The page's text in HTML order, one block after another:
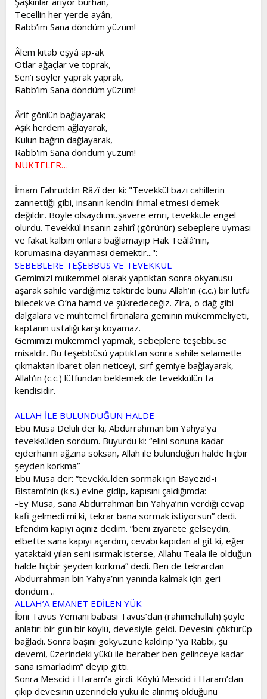
Tecellin her yerde ayân,
Rabb’im Sana döndüm yüzüm!
Âlem kitab eşyâ ap-ak
Otlar ağaçlar ve toprak,
Sen’i söyler yaprak yaprak,
Rabb’im Sana döndüm yüzüm!
Ârif gönlün bağlayarak;
Aşık herdem ağlayarak,
Kulun bağrın dağlayarak,
Rabb'im Sana döndüm yüzüm!
NÜKTELER…
İmam Fahruddin Râzî der ki: "Tevekkül bazı cahillerin
zannettiği gibi, insanın kendini ihmal etmesi demek
değildir. Böyle olsaydı müşavere emri, tevekküle engel
olurdu. Tevekkül insanın zahirî (görünür) sebeplere uyması
ve fakat kalbini onlara bağlamayıp Hak Teâlâ'nın,
korumasına dayanması demektir...":
SEBEBLERE TEŞEBBÜS VE TEVEKKÜL
Gemimizi mükemmel olarak yaptıktan sonra okyanusu
aşarak sahile vardığımız taktirde bunu Allah’ın (c.c.) bir lütfu
bilecek ve O’na hamd ve şükredeceğiz. Zira, o dağ gibi
dalgalara ve muhtemel fırtınalara geminin mükemmeliyeti,
kaptanın ustalığı karşı koyamaz.
Gemimizi mükemmel yapmak, sebeplere teşebbüse
misaldir. Bu teşebbüsü yaptıktan sonra sahile selametle
çıkmaktan ibaret olan neticeyi, sırf gemiye bağlayarak,
Allah’ın (c.c.) lütfundan beklemek de tevekkülün ta
kendisidir.
ALLAH İLE BULUNDUĞUN HALDE
Ebu Musa Deluli der ki, Abdurrahman bin Yahya’ya
tevekkülden sordum. Buyurdu ki: “elini sonuna kadar
ejderhanın ağzına soksan, Allah ile bulunduğun halde hiçbir
şeyden korkma”
Ebu Musa der: “tevekkülden sormak için Bayezid-i
Bistami’nin (k.s.) evine gidip, kapısını çaldığımda:
-Ey Musa, sana Abdurrahman bin Yahya’nın verdiği cevap
kafi gelmedi mi ki, tekrar bana sormak istiyorsun” dedi.
Efendim kapıyı açınız dedim. “beni ziyarete gelseydin,
elbette sana kapıyı açardım, cevabı kapıdan al git ki, eğer
yataktaki yılan seni ısırmak isterse, Allahu Teala ile olduğun
halde hiçbir şeyden korkma” dedi. Ben de tekrardan
Abdurrahman bin Yahya’nın yanında kalmak için geri
döndüm…
ALLAH’A EMANET EDİLEN YÜK
İbni Tavus Yemani babası Tavus’dan (rahımehullah) şöyle
anlatır: bir gün bir köylü, devesiyle geldi. Devesini çöktürüp
bağladı. Sonra başını gökyüzüne kaldırıp “ya Rabbi, şu
devemi, üzerindeki yükü ile beraber ben gelinceye kadar
sana ısmarladım” deyip gitti.
Sonra Mescid-i Haram’a girdi. Köylü Mescid-i Haram’dan
çıkıp devesinin üzerindeki yükü ile alınmış olduğunu